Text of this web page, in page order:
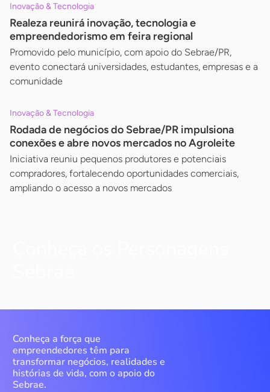
Inovação & Tecnologia
Realeza reunirá inovação, tecnologia e
empreendedorismo em feira regional
Promovido pelo município, com apoio do Sebrae/PR,
evento conectará universidades, estudantes, empresas e a
comunidade
Inovação & Tecnologia
Rodada de negócios do Sebrae/PR impulsiona
conexões e abre novos mercados no Agroleite
Iniciativa reuniu pequenos produtores e potenciais
compradores, fortalecendo oportunidades comerciais,
ampliando o acesso a novos mercados
Conheça a força que
empreendedores têm para
transformar negócios, realidades e
histórias de vida, com o apoio do
Sebrae.